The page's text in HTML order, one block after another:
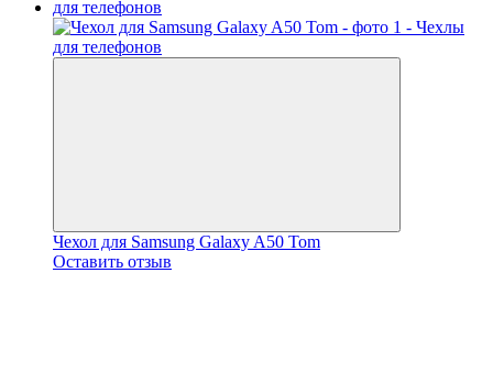
Чехол для Samsung Galaxy A50 Tom
Оставить отзыв